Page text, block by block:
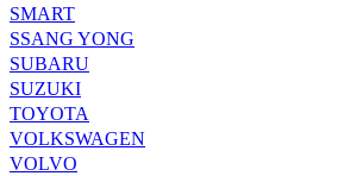
SMART
SSANG YONG
SUBARU
SUZUKI
TOYOTA
VOLKSWAGEN
VOLVO